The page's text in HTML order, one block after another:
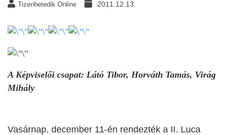
Tizenhetedik Online 2011.12.13.
A Képviselői csapat: Látó Tibor, Horváth Tamás, Virág
Mihály
Vasárnap, december 11-én rendezték a II. Luca